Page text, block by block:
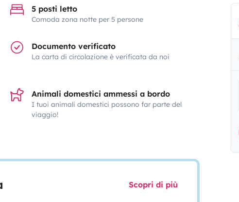
5 posti letto
Comoda zona notte per 5 persone
Documento verificato
La carta di circolazione è verificata da noi
Animali domestici ammessi a bordo
I tuoi animali domestici possono far parte del
viaggio!
Scopri di più